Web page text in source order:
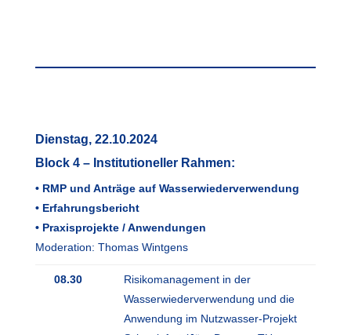
Dienstag, 22.10.2024
Block 4 – Institutioneller Rahmen:
• RMP und Anträge auf Wasserwiederverwendung
• Erfahrungsbericht
• Praxisprojekte / Anwendungen
Moderation: Thomas Wintgens
08.30
Risikomanagement in der
Wasserwiederverwendung und die
Anwendung im Nutzwasser-Projekt